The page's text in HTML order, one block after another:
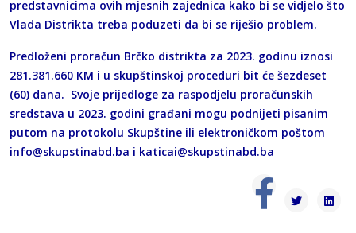
predstavnicima ovih mjesnih zajednica kako bi se vidjelo što
Vlada Distrikta treba poduzeti da bi se riješio problem.
Predloženi proračun Brčko distrikta za 2023. godinu iznosi
281.381.660 KM i u skupštinskoj proceduri bit će šezdeset
(60) dana. Svoje prijedloge za raspodjelu proračunskih
sredstava u 2023. godini građani mogu podnijeti pisanim
putom na protokolu Skupštine ili elektroničkom poštom
info@skupstinabd.ba i katicai@skupstinabd.ba